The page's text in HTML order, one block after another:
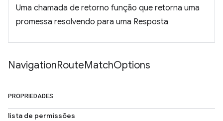
Uma chamada de retorno função que retorna uma
promessa resolvendo para uma Resposta
NavigationRouteMatchOptions
PROPRIEDADES
lista de permissões